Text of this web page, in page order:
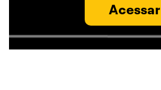
Acessar